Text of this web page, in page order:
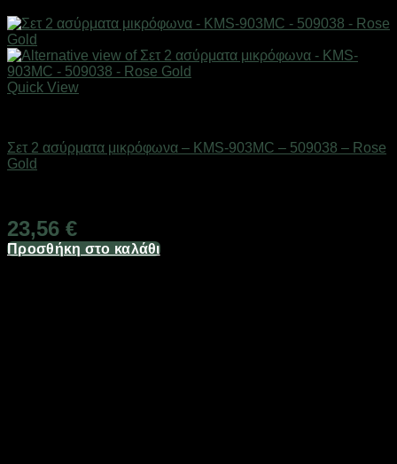
Quick View
Σετ 2 ασύρματα μικρόφωνα – KMS-903MC – 509038 – Rose
Gold
23,56 €
Προσθήκη στο καλάθι